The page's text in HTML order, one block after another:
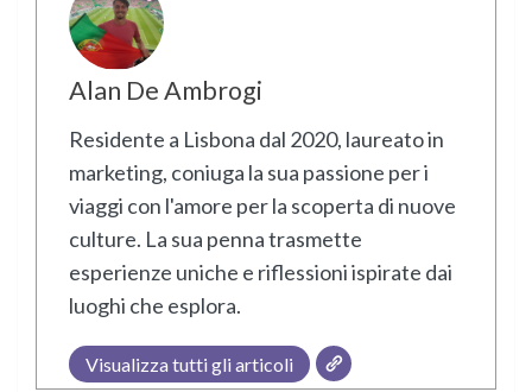
Alan De Ambrogi
Residente a Lisbona dal 2020, laureato in
marketing, coniuga la sua passione per i
viaggi con l'amore per la scoperta di nuove
culture. La sua penna trasmette
esperienze uniche e riflessioni ispirate dai
luoghi che esplora.
Visualizza tutti gli articoli